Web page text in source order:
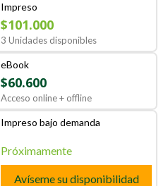
Impreso
$101.000
3 Unidades disponibles
eBook
$60.600
Acceso online + offline
Impreso bajo demanda
Próximamente
Avíseme su disponibilidad